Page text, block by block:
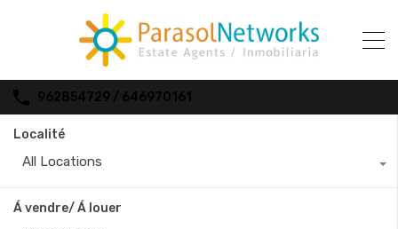
962854729 / 646970161
Localité
All Locations
Á vendre/ Á louer